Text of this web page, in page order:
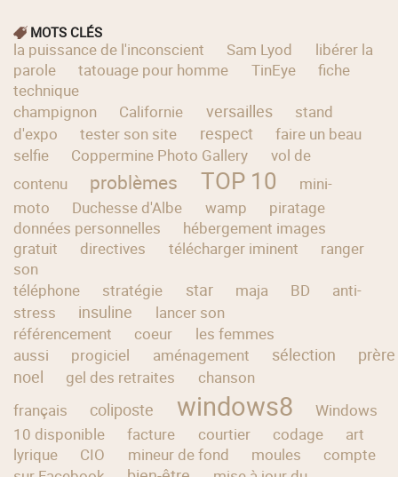
MOTS CLÉS
la puissance de l'inconscient Sam Lyod
libérer la
parole
tatouage pour homme TinEye
fiche
technique
champignon
Californie versailles
stand
d'expo
tester son site respect
faire un beau
selfie
Coppermine Photo Gallery
vol de
contenu
problèmes TOP 10
mini-
moto
Duchesse d'Albe wamp
piratage
données personnelles
hébergement images
gratuit
directives télécharger iminent
ranger
son
téléphone
stratégie star maja BD
anti-
stress
insuline
lancer son
référencement
coeur
les femmes
aussi
progiciel aménagement sélection
prère
noel
gel des retraites
chanson
français
coliposte windows8
Windows
10 disponible
facture courtier codage
art
lyrique
CIO mineur de fond moules
compte